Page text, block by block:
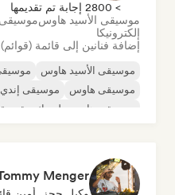
> 2800 إجابة تم تقديمها
موسيقى الأسيد هاوسموسيقى
إلكترونيكا
إضافة فنانين إلى قائمة
موسيقى الأسيد هاوس
موسيقى هاوس
موسيقى
موسيقى هاوس ملوديك وتقدمية
Menger